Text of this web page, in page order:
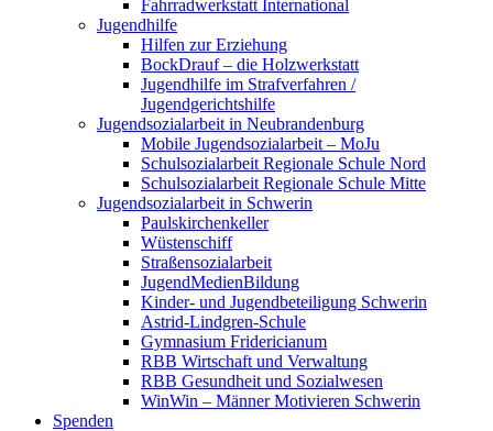
Fahrrad­werk­statt International
Jugend­hilfe
Hilfen zur Erziehung
BockDrauf – die Holzwerkstatt
Jugend­hilfe im Straf­ver­fahren /
Jugendgerichtshilfe
Jugend­so­zi­al­arbeit in Neubrandenburg
Mobile Jugend­so­zi­al­arbeit – MoJu
Schul­so­zi­al­arbeit Regionale Schule Nord
Schul­so­zi­al­arbeit Regionale Schule Mitte
Jugend­so­zi­al­arbeit in Schwerin
Pauls­kir­chen­keller
Wüsten­schiff
Straßen­so­zi­al­arbeit
Jugend­Me­di­en­Bildung
Kinder- und Jugend­be­tei­ligung Schwerin
Astrid-Lindgren-Schule
Gymnasium Fridericianum
RBB Wirtschaft und Verwaltung
RBB Gesundheit und Sozialwesen
WinWin – Männer Motivieren Schwerin
Spenden